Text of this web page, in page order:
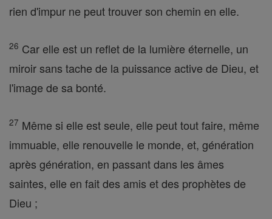
rien d'impur ne peut trouver son chemin en elle.
26 Car elle est un reflet de la lumière éternelle, un
miroir sans tache de la puissance active de Dieu, et
l'image de sa bonté.
27 Même si elle est seule, elle peut tout faire, même
immuable, elle renouvelle le monde, et, génération
après génération, en passant dans les âmes
saintes, elle en fait des amis et des prophètes de
Dieu ;